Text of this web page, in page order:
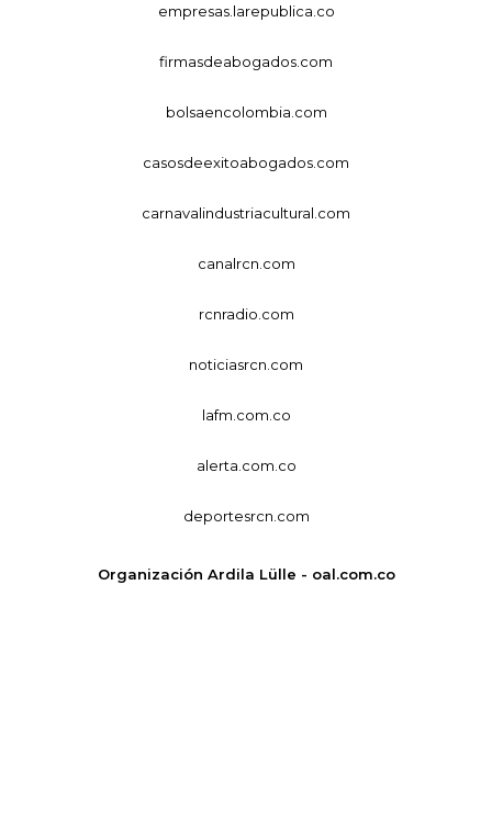
empresas.larepublica.co
firmasdeabogados.com
bolsaencolombia.com
casosdeexitoabogados.com
carnavalindustriacultural.com
canalrcn.com
rcnradio.com
noticiasrcn.com
lafm.com.co
alerta.com.co
deportesrcn.com
Organización Ardila Lülle - oal.com.co